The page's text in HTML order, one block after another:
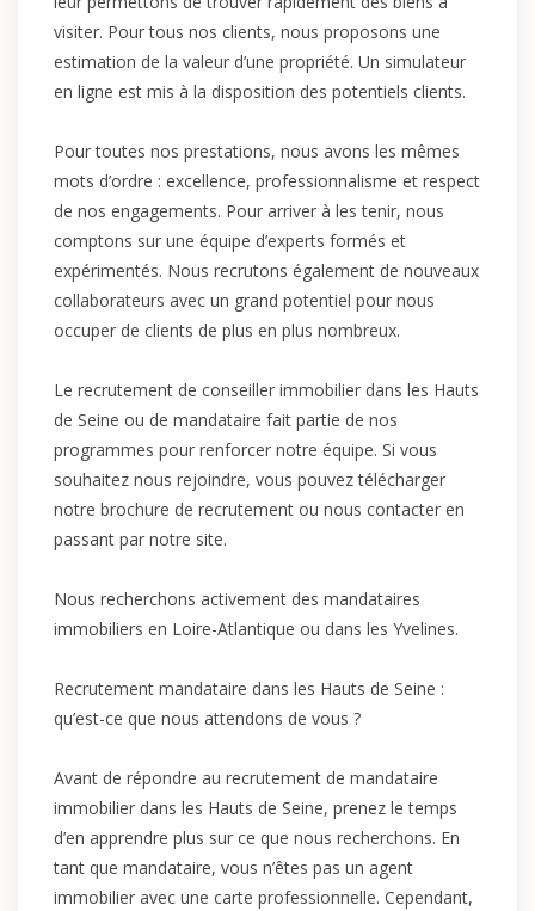
visiter. Pour tous nos clients, nous proposons une
estimation de la valeur d’une propriété. Un simulateur
en ligne est mis à la disposition des potentiels clients.
Pour toutes nos prestations, nous avons les mêmes
mots d’ordre : excellence, professionnalisme et respect
de nos engagements. Pour arriver à les tenir, nous
comptons sur une équipe d’experts formés et
expérimentés. Nous recrutons également de nouveaux
collaborateurs avec un grand potentiel pour nous
occuper de clients de plus en plus nombreux.
Le recrutement de conseiller immobilier dans les Hauts
de Seine ou de mandataire fait partie de nos
programmes pour renforcer notre équipe. Si vous
souhaitez nous rejoindre, vous pouvez télécharger
notre brochure de recrutement ou nous contacter en
passant par notre site.
Nous recherchons activement des mandataires
immobiliers en Loire-Atlantique ou dans les Yvelines.
Recrutement mandataire dans les Hauts de Seine :
qu’est-ce que nous attendons de vous ?
Avant de répondre au recrutement de mandataire
immobilier dans les Hauts de Seine, prenez le temps
d’en apprendre plus sur ce que nous recherchons. En
tant que mandataire, vous n’êtes pas un agent
immobilier avec une carte professionnelle. Cependant,